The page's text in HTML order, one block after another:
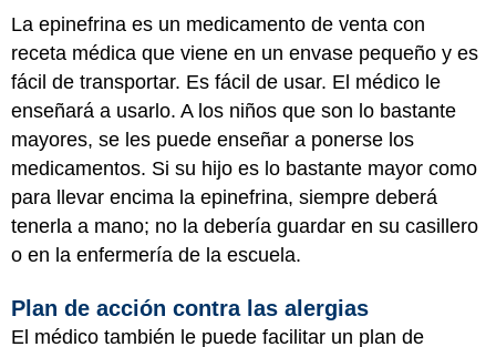
La epinefrina es un medicamento de venta con
receta médica que viene en un envase pequeño y es
fácil de transportar. Es fácil de usar. El médico le
enseñará a usarlo. A los niños que son lo bastante
mayores, se les puede enseñar a ponerse los
medicamentos. Si su hijo es lo bastante mayor como
para llevar encima la epinefrina, siempre deberá
tenerla a mano; no la debería guardar en su casillero
o en la enfermería de la escuela.
Plan de acción contra las alergias
El médico también le puede facilitar un plan de